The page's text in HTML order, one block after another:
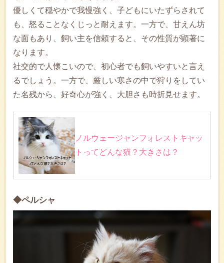
優しくて穏やかで我慢強く、子どもにいたずらされて
も、怒ることなくじっと耐えます。一方で、甘えん坊
な面もあり、飼い主を信頼すると、その性質が顕著に
なります。
社交的で人懐こいので、初心者でも飼いやすいと言え
るでしょう。一方で、厳しい寒さの中で狩りをしてい
た名残から、好奇心が強く、大胆さも時折見せます。
ノルウェージャンフォレストキャッ
トってどんな猫？大きさは？
◆ペルシャ